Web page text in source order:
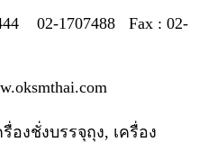
02-1707488 Fax : 02-
องชั่งบรรจุถุง, เครื่อง